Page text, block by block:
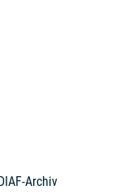
Archiv